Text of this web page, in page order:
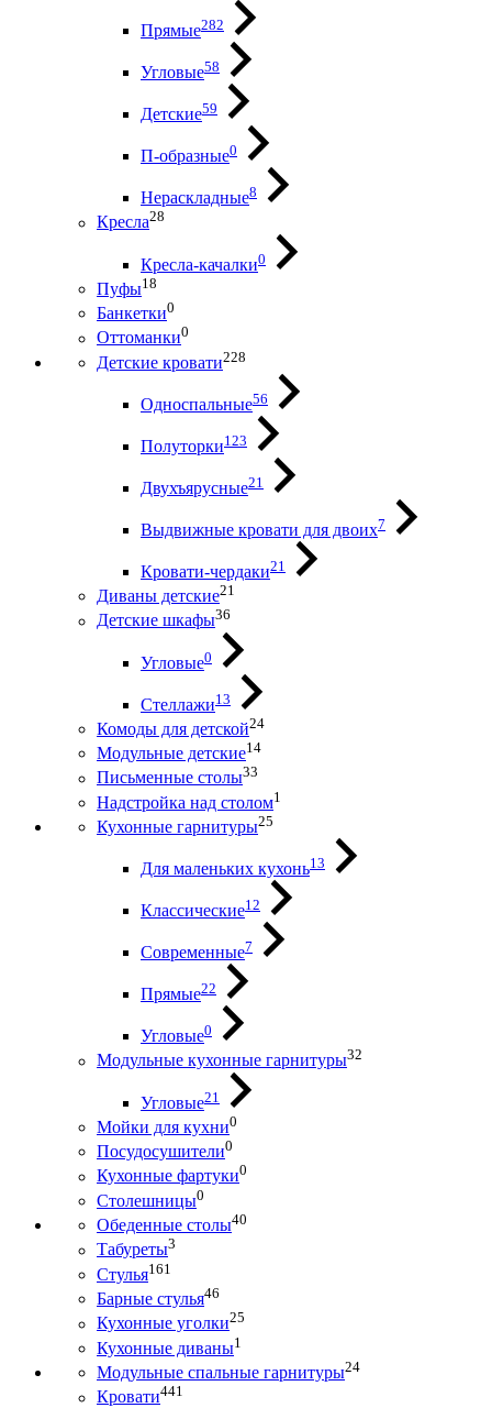
Прямые282
Угловые58
Детские59
П-образные0
Нераскладные8
Кресла28
Кресла-качалки0
Пуфы18
Банкетки0
Оттоманки0
Детские кровати228
Односпальные56
Полуторки123
Двухъярусные21
Выдвижные кровати для двоих7
Кровати-чердаки21
Диваны детские21
Детские шкафы36
Угловые0
Стеллажи13
Комоды для детской24
Модульные детские14
Письменные столы33
Надстройка над столом1
Кухонные гарнитуры25
Для маленьких кухонь13
Классические12
Современные7
Прямые22
Угловые0
Модульные кухонные гарнитуры32
Угловые21
Мойки для кухни0
Посудосушители0
Кухонные фартуки0
Столешницы0
Обеденные столы40
Табуреты3
Стулья161
Барные стулья46
Кухонные уголки25
Кухонные диваны1
Модульные спальные гарнитуры24
Кровати441